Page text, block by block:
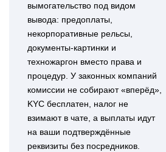
вымогательство под видом
вывода: предоплаты,
некорпоративные рельсы,
документы-картинки и
техножаргон вместо права и
процедур. У законных компаний
комиссии не собирают «вперёд»,
KYC бесплатен, налог не
взимают в чате, а выплаты идут
на ваши подтверждённые
реквизиты без посредников.